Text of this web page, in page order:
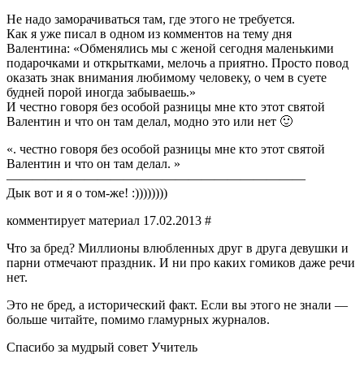
Не надо заморачиваться там, где этого не требуется.
Как я уже писал в одном из комментов на тему дня
Валентина: «Обменялись мы с женой сегодня маленькими
подарочками и открытками, мелочь а приятно. Просто повод
оказать знак внимания любимому человеку, о чем в суете
будней порой иногда забываешь.»
И честно говоря без особой разницы мне кто этот святой
Валентин и что он там делал, модно это или нет 🙂
«. честно говоря без особой разницы мне кто этот святой
Валентин и что он там делал. »
———————————————————————
Дык вот и я о том-же! :))))))))
комментирует материал 17.02.2013 #
Что за бред? Миллионы влюбленных друг в друга девушки и
парни отмечают праздник. И ни про каких гомиков даже речи
нет.
Это не бред, а исторический факт. Если вы этого не знали —
больше читайте, помимо гламурных журналов.
Спасибо за мудрый совет Учитель